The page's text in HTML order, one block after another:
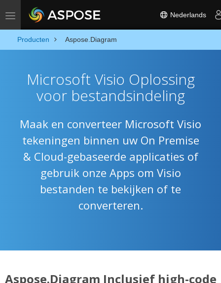
Toggle navigation Nederlands
Producten Aspose.Diagram
Microsoft Visio Oplossing
voor bestandsindeling
Maak en converteer Microsoft Visio
tekeningen binnen uw On Premise
& Cloud-gebaseerde applicaties of
gebruik onze Apps om Visio
bestanden te bekijken of te
converteren.
Aspose.Diagram Inclusief high-code